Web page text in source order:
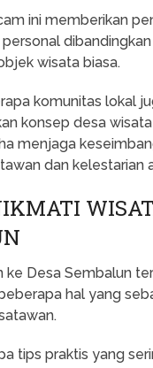
ini memberikan
wisata biasa.
komunitas lokal
konsep desa
menjaga
dan kelestarian
ke Desa Sembalun
hal yang
tips praktis yang